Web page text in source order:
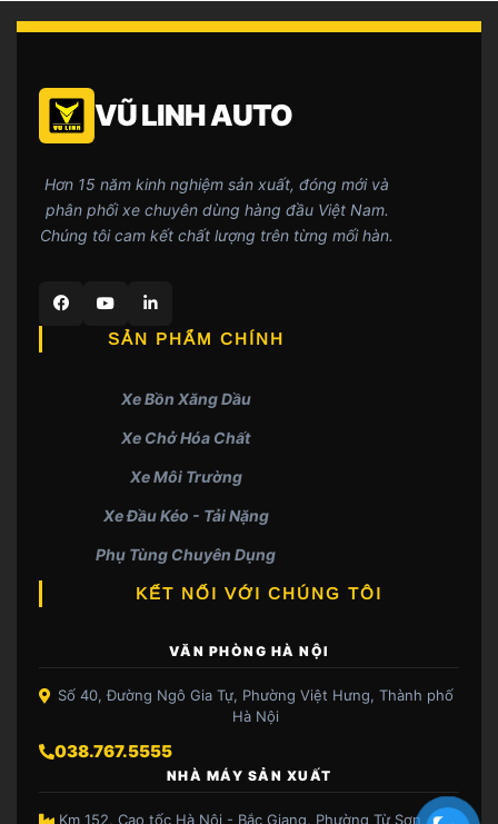
VŨ LINH AUTO
Hơn 15 năm kinh nghiệm sản xuất, đóng mới và
phân phối xe chuyên dùng hàng đầu Việt Nam.
Chúng tôi cam kết chất lượng trên từng mối hàn.
SẢN PHẨM CHÍNH
Xe Bồn Xăng Dầu
Xe Chở Hóa Chất
Xe Môi Trường
Xe Đầu Kéo - Tải Nặng
Phụ Tùng Chuyên Dụng
KẾT NỐI VỚI CHÚNG TÔI
VĂN PHÒNG HÀ NỘI
Số 40, Đường Ngô Gia Tự, Phường Việt Hưng, Thành phố
Hà Nội
038.767.5555
NHÀ MÁY SẢN XUẤT
Km 152, Cao tốc Hà Nội - Bắc Giang, Phường Từ Sơn, Bắc